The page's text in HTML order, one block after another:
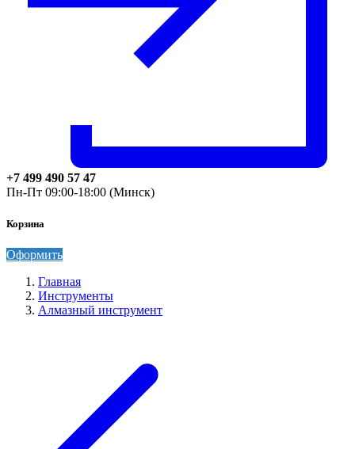
+7 499 490 57 47
Пн-Пт 09:00-18:00 (Минск)
Корзина
Оформить
Главная
Инструменты
Алмазный инструмент